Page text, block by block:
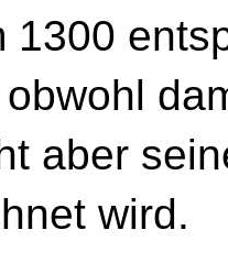
1300
aber
wird.